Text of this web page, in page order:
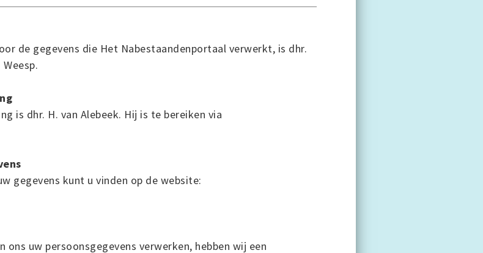
de gegevens die Het Nabestaandenportaal verwerkt, is dhr.
is dhr. H. van Alebeek. Hij is te bereiken via
gegevens kunt u vinden op de website:
uw persoonsgegevens verwerken, hebben wij een